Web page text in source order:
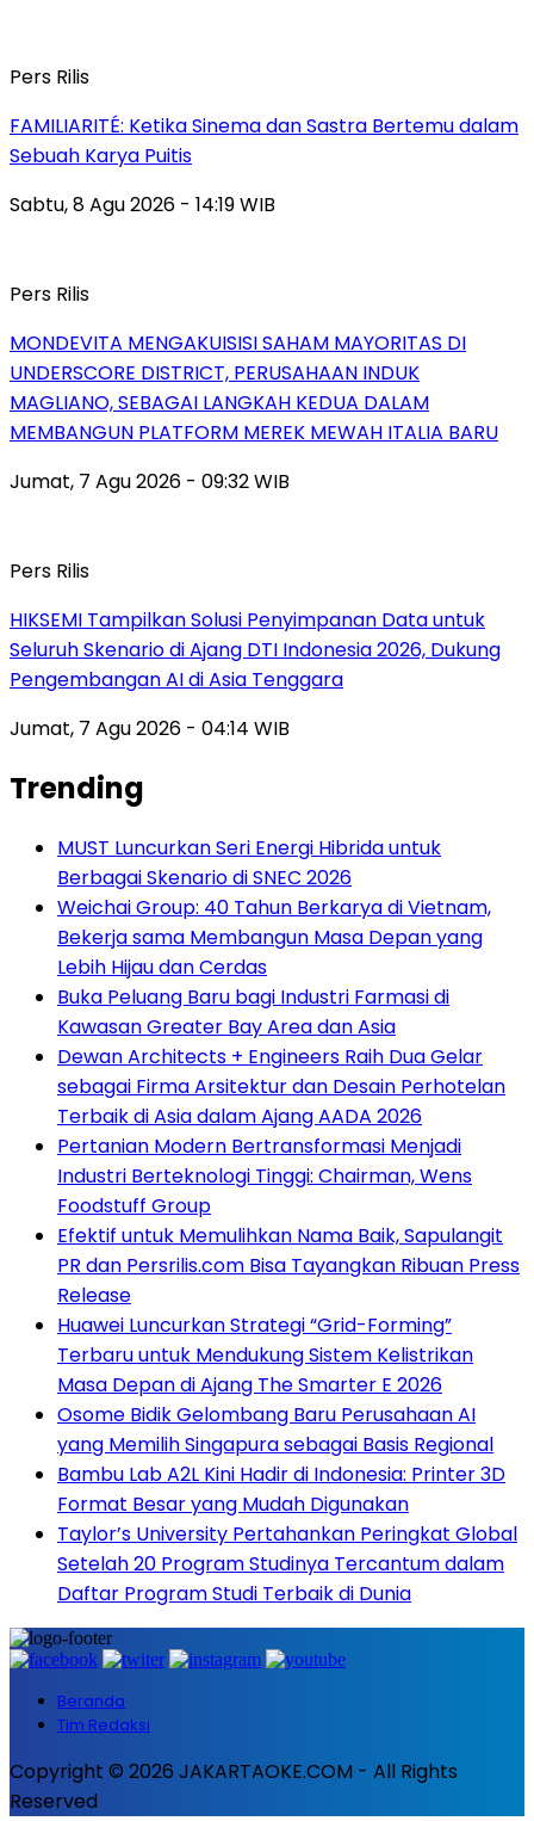
Pers Rilis
FAMILIARITÉ: Ketika Sinema dan Sastra Bertemu dalam
Sebuah Karya Puitis
Sabtu, 8 Agu 2026 - 14:19 WIB
Pers Rilis
MONDEVITA MENGAKUISISI SAHAM MAYORITAS DI
UNDERSCORE DISTRICT, PERUSAHAAN INDUK
MAGLIANO, SEBAGAI LANGKAH KEDUA DALAM
MEMBANGUN PLATFORM MEREK MEWAH ITALIA BARU
Jumat, 7 Agu 2026 - 09:32 WIB
Pers Rilis
HIKSEMI Tampilkan Solusi Penyimpanan Data untuk
Seluruh Skenario di Ajang DTI Indonesia 2026, Dukung
Pengembangan AI di Asia Tenggara
Jumat, 7 Agu 2026 - 04:14 WIB
Trending
MUST Luncurkan Seri Energi Hibrida untuk
Berbagai Skenario di SNEC 2026
Weichai Group: 40 Tahun Berkarya di Vietnam,
Bekerja sama Membangun Masa Depan yang
Lebih Hijau dan Cerdas
Buka Peluang Baru bagi Industri Farmasi di
Kawasan Greater Bay Area dan Asia
Dewan Architects + Engineers Raih Dua Gelar
sebagai Firma Arsitektur dan Desain Perhotelan
Terbaik di Asia dalam Ajang AADA 2026
Pertanian Modern Bertransformasi Menjadi
Industri Berteknologi Tinggi: Chairman, Wens
Foodstuff Group
Efektif untuk Memulihkan Nama Baik, Sapulangit
PR dan Persrilis.com Bisa Tayangkan Ribuan Press
Release
Huawei Luncurkan Strategi “Grid-Forming”
Terbaru untuk Mendukung Sistem Kelistrikan
Masa Depan di Ajang The Smarter E 2026
Osome Bidik Gelombang Baru Perusahaan AI
yang Memilih Singapura sebagai Basis Regional
Bambu Lab A2L Kini Hadir di Indonesia: Printer 3D
Format Besar yang Mudah Digunakan
Taylor’s University Pertahankan Peringkat Global
Setelah 20 Program Studinya Tercantum dalam
Daftar Program Studi Terbaik di Dunia
Beranda
Tim Redaksi
Copyright © 2026 JAKARTAOKE.COM - All Rights
Reserved